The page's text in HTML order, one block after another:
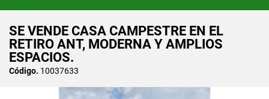
SE VENDE CASA CAMPESTRE EN EL
RETIRO ANT, MODERNA Y AMPLIOS
ESPACIOS.
Código. 10037633